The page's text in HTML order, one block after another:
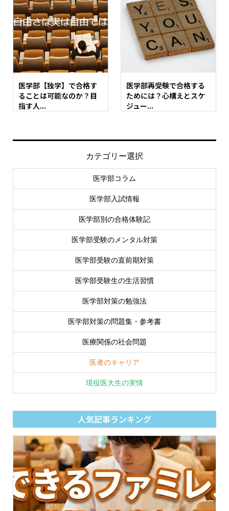
医学部【独学】で合格す
ることは可能なのか？目
指す人...
医学部再受験で合格する
ためには？心構えとスケ
ジュー...
カテゴリー選択
医学部コラム
医学部入試情報
医学部別の合格体験記
医学部受験のメンタル対策
医学部受験の直前期対策
医学部受験生の生活習慣
医学部対策の勉強法
医学部対策の問題集・参考書
医療関係の社会問題
医者のキャリア
現役医大生の実情
人気記事ランキング